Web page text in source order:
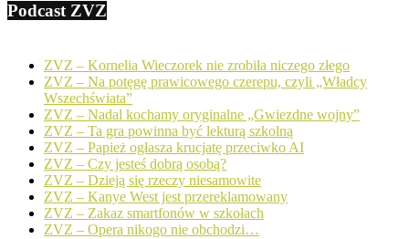
Podcast ZVZ
ZVZ – Kornelia Wieczorek nie zrobiła niczego złego
ZVZ – Na potęgę prawicowego czerepu, czyli „Władcy
Wszechświata”
ZVZ – Nadal kochamy oryginalne „Gwiezdne wojny”
ZVZ – Ta gra powinna być lekturą szkolną
ZVZ – Papież ogłasza krucjatę przeciwko AI
ZVZ – Czy jesteś dobrą osobą?
ZVZ – Dzieją się rzeczy niesamowite
ZVZ – Kanye West jest przereklamowany
ZVZ – Zakaz smartfonów w szkołach
ZVZ – Opera nikogo nie obchodzi…